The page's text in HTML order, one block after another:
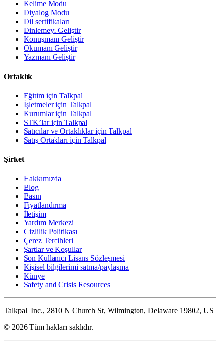
Kelime Modu
Diyalog Modu
Dil sertifikaları
Dinlemeyi Geliştir
Konuşmanı Geliştir
Okumanı Geliştir
Yazmanı Geliştir
Ortaklık
Eğitim için Talkpal
İşletmeler için Talkpal
Kurumlar için Talkpal
STK’lar için Talkpal
Satıcılar ve Ortaklıklar için Talkpal
Satış Ortakları için Talkpal
Şirket
Hakkımızda
Blog
Basın
Fiyatlandırma
İletişim
Yardım Merkezi
Gizlilik Politikası
Çerez Tercihleri
Şartlar ve Koşullar
Son Kullanıcı Lisans Sözleşmesi
Kişisel bilgilerimi satma/paylaşma
Künye
Safety and Crisis Resources
Talkpal, Inc., 2810 N Church St, Wilmington, Delaware 19802, US
© 2026 Tüm hakları saklıdır.